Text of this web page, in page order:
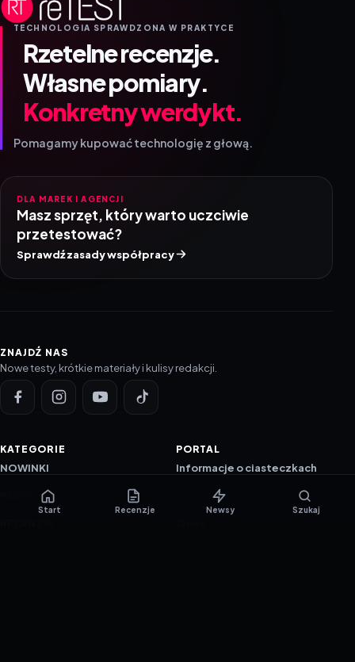
TECHNOLOGIA SPRAWDZONA W PRAKTYCE
Rzetelne recenzje.
Własne pomiary.
Konkretny werdykt.
Pomagamy kupować technologię z głową.
DLA MAREK I AGENCJI
Masz sprzęt, który warto uczciwie
przetestować?
Sprawdź zasady współpracy
ZNAJDŹ NAS
Nowe testy, krótkie materiały i kulisy redakcji.
KATEGORIE
NOWINKI
PORADNIKI
PORTAL
Informacje o ciasteczkach
Polityka prywatności
Start Recenzje Newsy Szukaj